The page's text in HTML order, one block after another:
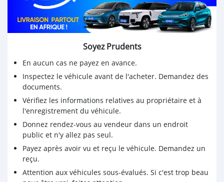
Soyez Prudents
En aucun cas ne payez en avance.
Inspectez le véhicule avant de l'acheter. Demandez des
documents.
Vérifiez les informations relatives au propriétaire et à
l'enregistrement du véhicule.
Donnez rendez-vous au vendeur dans un endroit
public et n'y allez pas seul.
Payez après avoir vu et reçu le véhicule. Demandez un
reçu.
Attention aux véhicules sous-évalués. Si c'est trop beau